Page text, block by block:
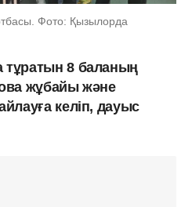
Фото: Қызылорда
тұратын 8 баланың
жұбайы және
келіп, дауыс